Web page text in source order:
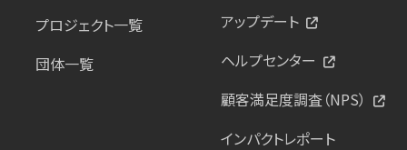
プロジェクト一覧
団体一覧
アップデート
ヘルプセンター
顧客満足度調査（NPS）
インパクトレポート